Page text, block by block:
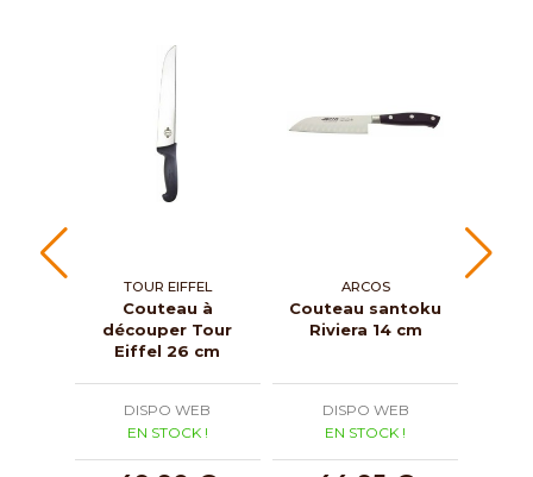
TOUR EIFFEL
Couteau à
découper Tour
Eiffel 26 cm
DISPO WEB
EN STOCK !
ARCOS
Couteau santoku
Riviera 14 cm
DISPO WEB
EN STOCK !